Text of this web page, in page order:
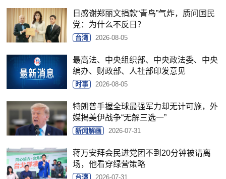
日感谢郑丽文捐款“青鸟”气炸，质问国民
党：为什么不反日？
台湾 2026-08-05
最高法、中央组织部、中央政法委、中央
编办、财政部、人社部印发意见
时事 2026-08-05
特朗普手握全球最强军力却无计可施，外
媒揭美伊战争“无解三选一”
新闻解画 2026-07-31
蒋万安拜会民进党团不到20分钟被请离
场，他看穿绿营策略
台湾 2026-07-31